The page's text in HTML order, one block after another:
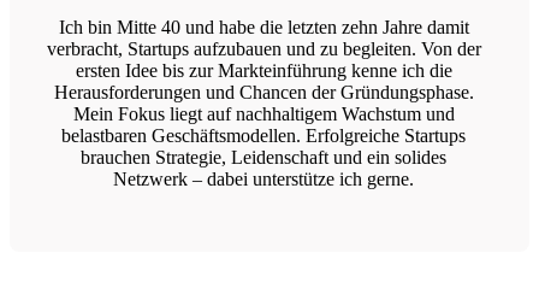
Ich bin Mitte 40 und habe die letzten zehn Jahre damit
verbracht, Startups aufzubauen und zu begleiten. Von der
ersten Idee bis zur Markteinführung kenne ich die
Herausforderungen und Chancen der Gründungsphase.
Mein Fokus liegt auf nachhaltigem Wachstum und
belastbaren Geschäftsmodellen. Erfolgreiche Startups
brauchen Strategie, Leidenschaft und ein solides
Netzwerk – dabei unterstütze ich gerne.